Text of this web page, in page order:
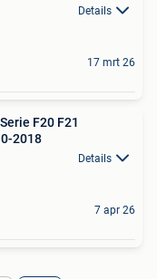
Details
17 mrt 26
F20 F21
2018
Details
7 apr 26